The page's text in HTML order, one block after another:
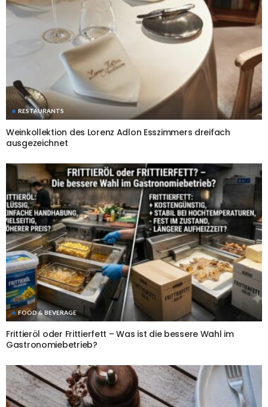
RESTAURANTS
Weinkollektion des Lorenz Adlon Esszimmers dreifach
ausgezeichnet
FOOD & BEVERAGE
Frittieröl oder Frittierfett – Was ist die bessere Wahl im
Gastronomiebetrieb?